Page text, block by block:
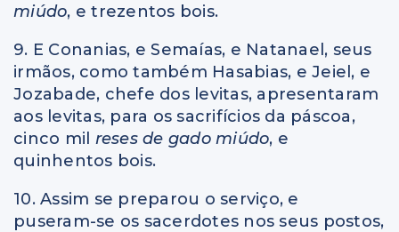
miúdo, e trezentos bois.
9. E Conanias, e Semaías, e Natanael, seus
irmãos, como também Hasabias, e Jeiel, e
Jozabade, chefe dos levitas, apresentaram
aos levitas, para os sacrifícios da páscoa,
cinco mil reses de gado miúdo, e
quinhentos bois.
10. Assim se preparou o serviço, e
puseram-se os sacerdotes nos seus postos,